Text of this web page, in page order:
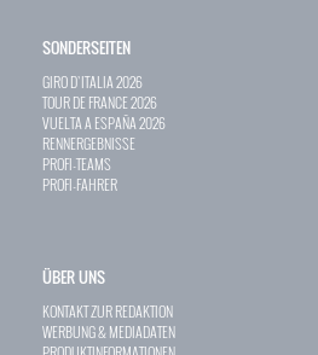
SONDERSEITEN
GIRO D`ITALIA 2026
TOUR DE FRANCE 2026
VUELTA A ESPAÑA 2026
RENNERGEBNISSE
PROFI-TEAMS
PROFI-FAHRER
ÜBER UNS
KONTAKT ZUR REDAKTION
WERBUNG & MEDIADATEN